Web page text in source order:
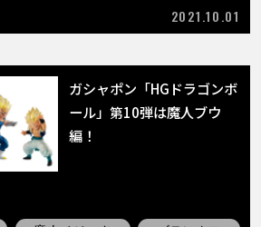
2021.10.01
ガシャポン「HGドラゴンボ
ール」第10弾は魔人ブウ
編！